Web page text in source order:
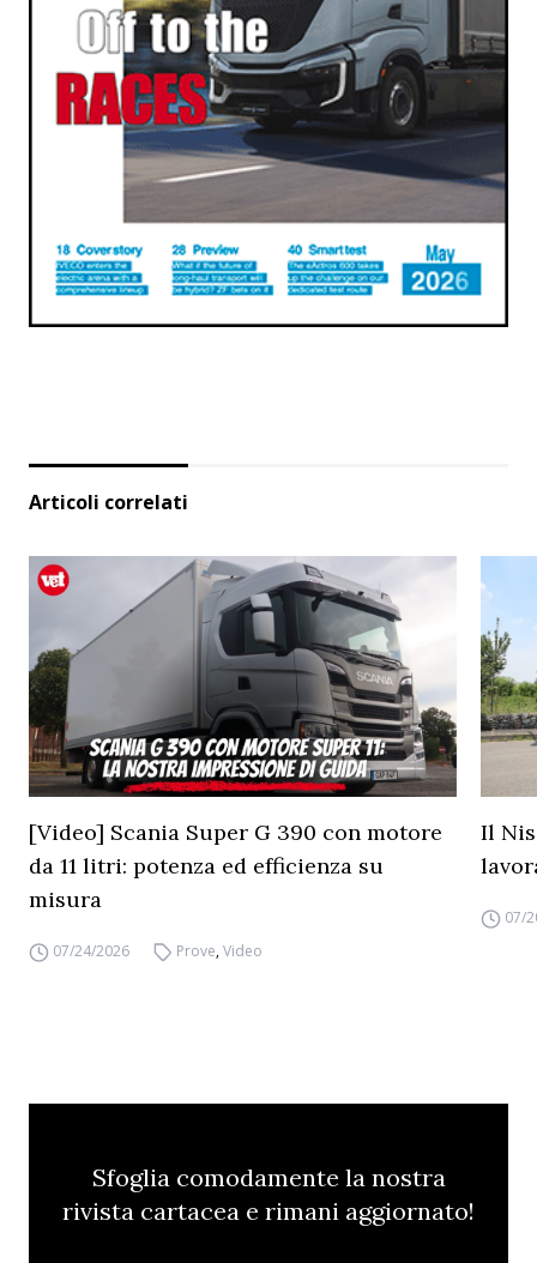
Articoli correlati
[Video] Scania Super G 390 con motore
da 11 litri: potenza ed efficienza su
misura
07/24/2026 Prove,Video
Il
07/
Sfoglia comodamente la nostra
rivista cartacea e rimani aggiornato!